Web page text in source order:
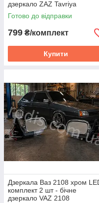
дзеркало ZAZ Tavriya
Готово до відправки
799 ₴/комплект
Купити
Дзеркала Ваз 2108 хром
комплект 2 шт - бічне
дзеркало VAZ 2108